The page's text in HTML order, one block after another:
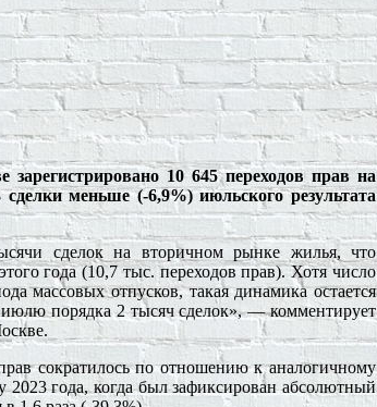
10 645 переходов прав на
меньше (-6,9%) июльского результата
сделок на вторичном рынке жилья, что
года (10,7 тыс. переходов прав). Хотя число
массовых отпусков, такая динамика остается
порядка 2 тысяч сделок», — комментирует
сократилось по отношению к аналогичному
2023 года, когда был зафиксирован абсолютный